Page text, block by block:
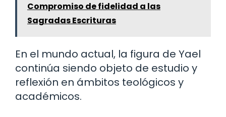
Compromiso de fidelidad a las
Sagradas Escrituras
En el mundo actual, la figura de Yael
continúa siendo objeto de estudio y
reflexión en ámbitos teológicos y
académicos.